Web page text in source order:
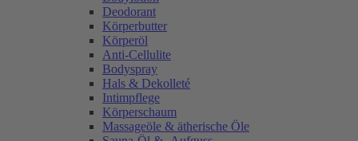
Deodorant
Körperbutter
Körperöl
Anti-Cellulite
Bodyspray
Hals & Dekolleté
Intimpflege
Körperschaum
Massageöle & ätherische Öle